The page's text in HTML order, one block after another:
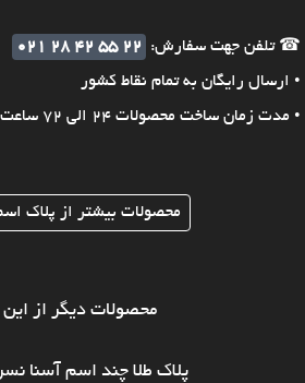
☎ تلفن جهت سفارش:
021 28 42 55 22
• ارسال رایگان به تمام نقاط کشور
• مدت زمان ساخت محصولات 24 الی 72 ساعت می‌باشد.
محصولات بیشتر از پلاک
محصولات دیگر از این
پلاک طلا چند اسم آسنا